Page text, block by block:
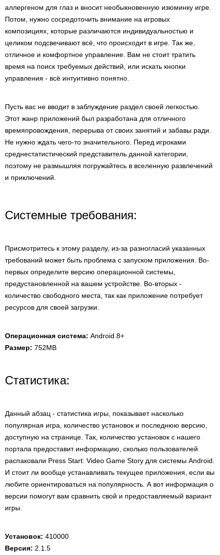
аллергеном для глаз и вносит необыкновенную изюминку игре.
Потом, нужно сосредоточить внимание на игровых
композициях, которые различаются индивидуальностью и
целиком подсвечивают всё, что происходит в игре. Так же,
отличное и комфортное управление. Вам не стоит тратить
время на поиск требуемых действий, или искать кнопки
управления - всё интуитивно понятно.
Пусть вас не вводит в заблуждение раздел своей легкостью.
Этот жанр приложений был разработана для отличного
времяпровождения, перерыва от своих занятий и забавы ради.
Не нужно ждать чего-то значительного. Перед игроками
среднестатистический представитель данной категории,
поэтому не размышляя погружайтесь в вселенную развлечений
и приключений.
Системные требования:
Присмотритесь к этому разделу, из-за разногласий указанных
требований может быть проблема с запуском приложения. Во-
первых определите версию операционной системы,
предустановленной на вашем устройстве. Во-вторых -
количество свободного места, так как приложение потребует
ресурсов для своей загрузки.
Операционная система: Android 8+
Размер: 752MB
Статистика:
Данный абзац - статистика игры, показывает насколько
популярная игра, количество установок и последнюю версию,
доступную на странице. Так, количество установок с нашего
портала предоставит информацию, сколько пользователей
распаковали Press Start: Video Game Story для системы Android.
И стоит ли вообще устанавливать текущее приложения, если вы
любите ориентироваться на популярность. А вот информация о
версии помогут вам сравнить свой и предоставляемый вариант
игры.
Установок: 410000
Версия: 2.1.5